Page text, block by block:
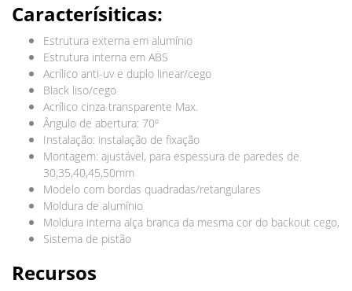
Caracterísiticas:
Estrutura externa em alumínio
Estrutura interna em ABS
Acrílico anti-uv e duplo linear/cego
Black liso/cego
Acrílico cinza transparente Max.
Ângulo de abertura: 70º
Instalação: instalação de fixação
Montagem: ajustável, para espessura de paredes de
30,35,40,45,50mm
Modelo com bordas quadradas/retangulares
Moldura de alumínio
Moldura interna alça branca da mesma cor do backout cego,
Sistema de pistão
Recursos